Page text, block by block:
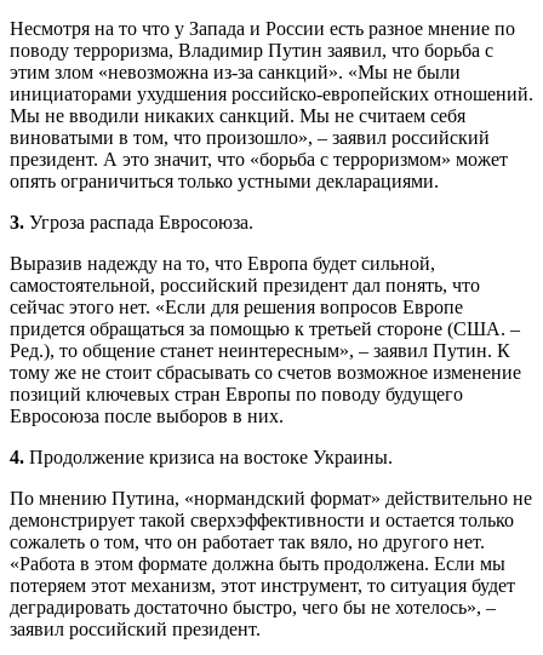
Несмотря на то что у Запада и России есть разное мнение по
поводу терроризма, Владимир Путин заявил, что борьба с
этим злом «невозможна из-за санкций». «Мы не были
инициаторами ухудшения российско-европейских отношений.
Мы не вводили никаких санкций. Мы не считаем себя
виноватыми в том, что произошло», – заявил российский
президент. А это значит, что «борьба с терроризмом» может
опять ограничиться только устными декларациями.
3. Угроза распада Евросоюза.
Выразив надежду на то, что Европа будет сильной,
самостоятельной, российский президент дал понять, что
сейчас этого нет. «Если для решения вопросов Европе
придется обращаться за помощью к третьей стороне (США. –
Ред.), то общение станет неинтересным», – заявил Путин. К
тому же не стоит сбрасывать со счетов возможное изменение
позиций ключевых стран Европы по поводу будущего
Евросоюза после выборов в них.
4. Продолжение кризиса на востоке Украины.
По мнению Путина, «нормандский формат» действительно не
демонстрирует такой сверхэффективности и остается только
сожалеть о том, что он работает так вяло, но другого нет.
«Работа в этом формате должна быть продолжена. Если мы
потеряем этот механизм, этот инструмент, то ситуация будет
деградировать достаточно быстро, чего бы не хотелось», –
заявил российский президент.